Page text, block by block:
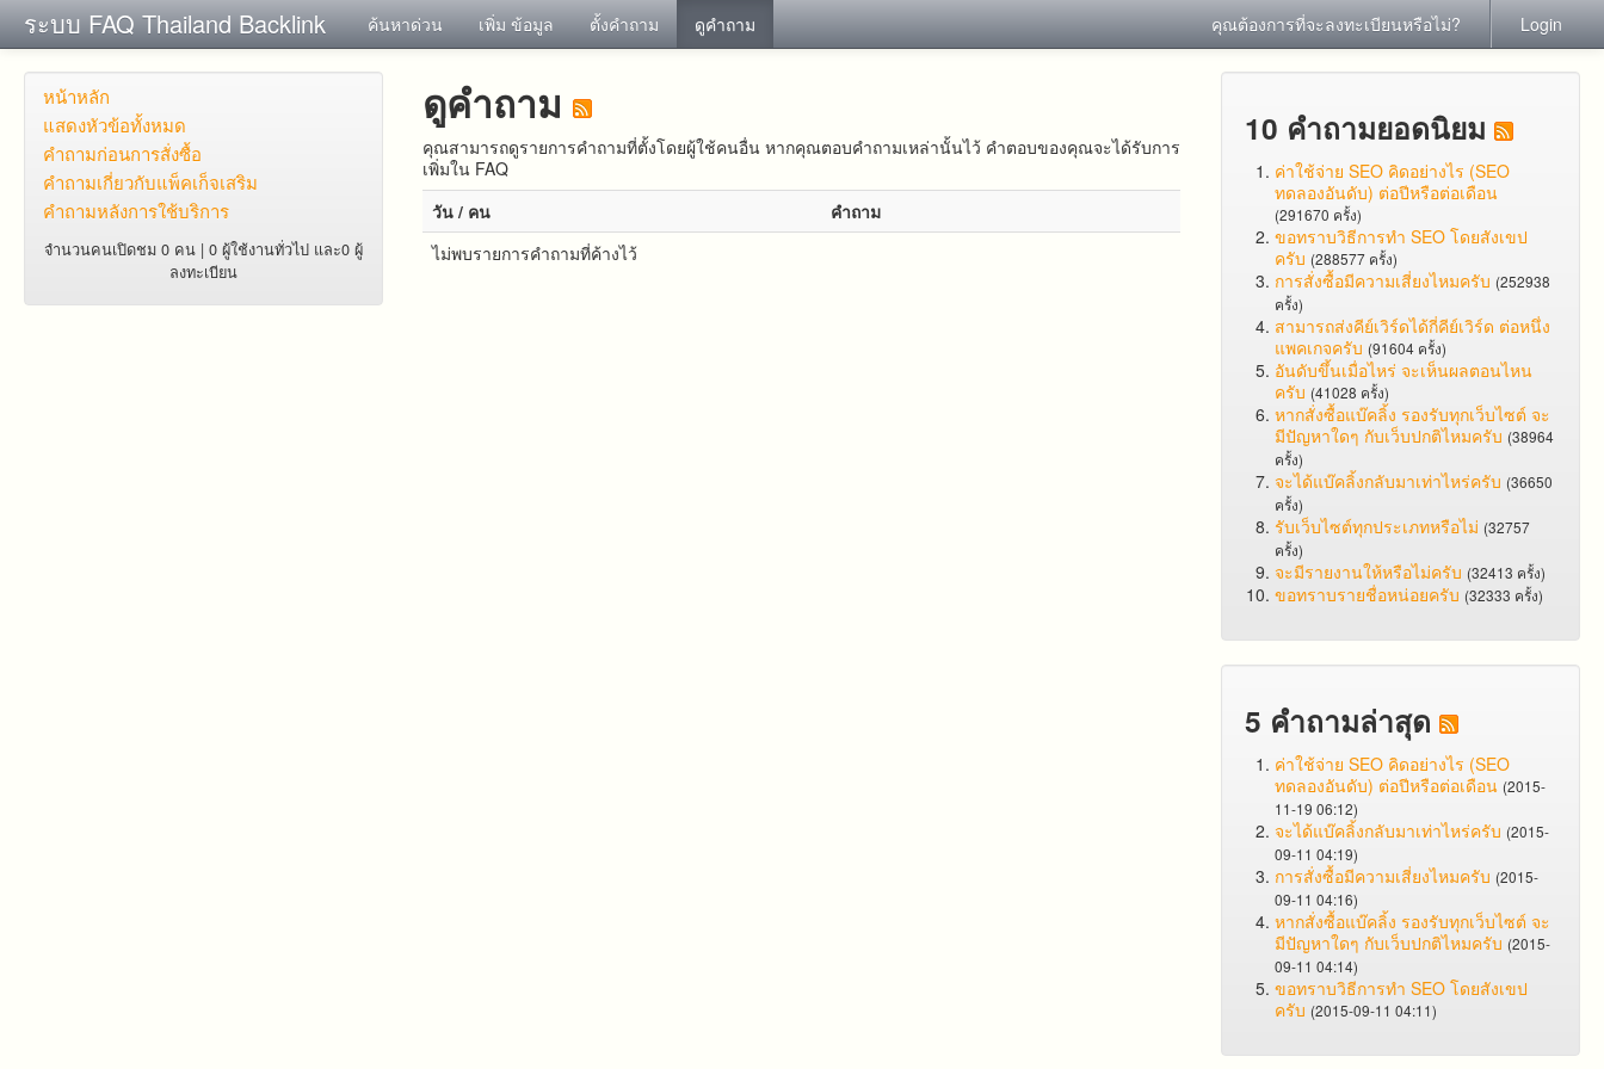
ระบบ FAQ Thailand Backlink ค้นหาด่วน เพิ่ม ข้อมูล ตั้งคำถาม ดูคำถาม คุณต้องการที่จะลงทะเบียนหรือไม่? Login
หน้าหลัก
แสดงหัวข้อทั้งหมด
คำถาม​ก่อน​การ​สั่งซื้อ​
คำถาม​เกี่ยว​กับ​แพ็คเก็จ​เสริม
คำถามหลังการใช้บริการ
จำนวนคนเปิดชม 0 คน | 0 ผู้ใช้งานทั่วไป และ0 ผู้
ลงทะเบียน
ดูคำถาม
คุณสามารถดูรายการคำถามที่ตั้งโดยผู้ใช้คนอื่น หากคุณตอบคำถามเหล่านั้นไว้ คำตอบของคุณจะได้รับการ
เพิ่มใน FAQ
วัน / คน
คำถาม
ไม่พบรายการคำถามที่ค้างไว้
10 คำถามยอดนิยม
ค่าใช้จ่าย SEO คิดอย่างไร (SEO
ทดลองอันดับ) ต่อปีหรือต่อเดือน
(291670 ครั้ง)
ขอทราบวิธีการทำ SEO โดยสังเขป
ครับ (288577 ครั้ง)
การสั่งซื้อมีความเสี่ยงไหมครับ (252938
ครั้ง)
สามารถส่งคีย์เวิร์ดได้กี่คีย์เวิร์ด ต่อหนึ่ง
แพคเกจครับ (91604 ครั้ง)
อันดับขึ้นเมื่อไหร่ จะเห็นผลตอนไหน
ครับ (41028 ครั้ง)
หากสั่งซื้อแบ๊คลิ้ง รองรับทุกเว็บไซต์ จะ
มีปัญหาใดๆ กับเว็บปกติไหมครับ (38964
ครั้ง)
จะได้แบ๊คลิ้งกลับมาเท่าไหร่ครับ (36650
ครั้ง)
รับเว็บไซต์ทุกประเภทหรือไม่ (32757
ครั้ง)
จะมีรายงานให้หรือไม่ครับ (32413 ครั้ง)
ขอทราบรายชื่อหน่อยครับ (32333 ครั้ง)
5 คำถามล่าสุด
ค่าใช้จ่าย SEO คิดอย่างไร (SEO
ทดลองอันดับ) ต่อปีหรือต่อเดือน (2015-
11-19 06:12)
จะได้แบ๊คลิ้งกลับมาเท่าไหร่ครับ (2015-
09-11 04:19)
การสั่งซื้อมีความเสี่ยงไหมครับ (2015-
09-11 04:16)
หากสั่งซื้อแบ๊คลิ้ง รองรับทุกเว็บไซต์ จะ
มีปัญหาใดๆ กับเว็บปกติไหมครับ (2015-
09-11 04:14)
ขอทราบวิธีการทำ SEO โดยสังเขป
ครับ (2015-09-11 04:11)